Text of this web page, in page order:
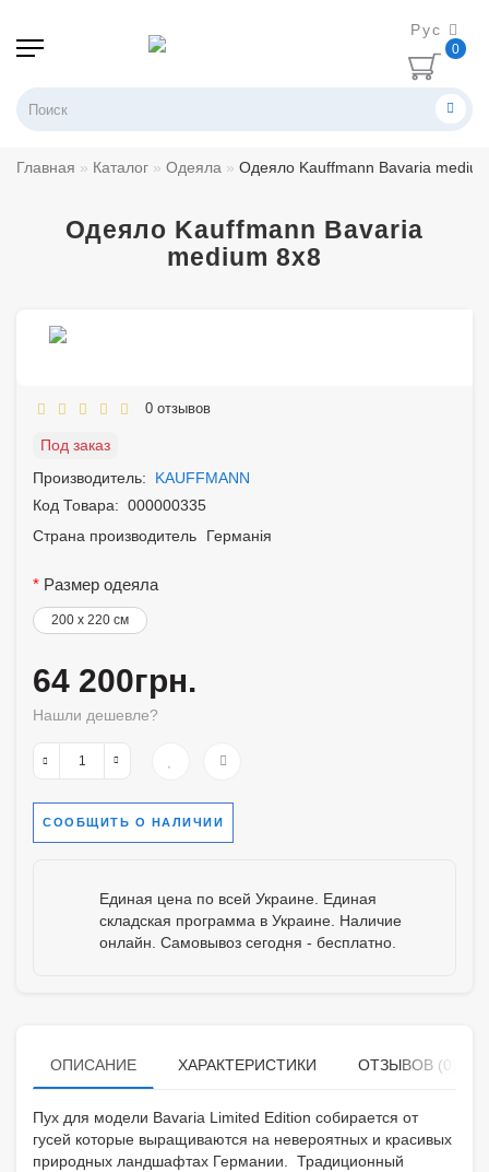
Рус
0
Главная Каталог Одеяла Одеяло Kauffmann Bavaria
Одеяло Kauffmann Bavaria
medium 8х8
0 отзывов
Под заказ
Производитель:
KAUFFMANN
Код Товара: 000000335
Страна производитель
Германія
Размер одеяла
200 x 220 см
64 200грн.
Нашли дешевле?
СООБЩИТЬ О НАЛИЧИИ
Единая цена по всей Украине. Единая
складская программа в Украине. Наличие
онлайн. Самовывоз сегодня - бесплатно.
ОПИСАНИЕ ХАРАКТЕРИСТИКИ ОТЗЫВОВ (0)
Пух для модели Bavaria Limited Edition собирается от
гусей которые выращиваются на невероятных и красивых
природных ландшафтах Германии. Традиционный